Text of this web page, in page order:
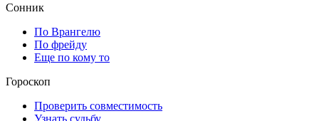
Сонник
По Врангелю
По фрейду
Еще по кому то
Гороскоп
Проверить совместимость
Узнать судьбу